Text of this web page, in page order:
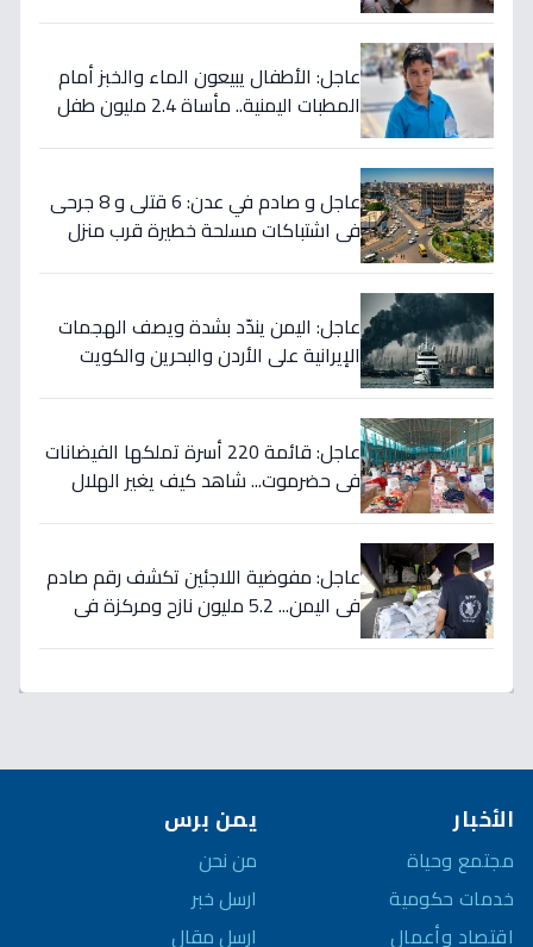
عاجل: الأطفال يبيعون الماء والخبز أمام
المطبات اليمنية.. مأساة 2.4 مليون طفل
عائلية!
عاجل و صادم في عدن: 6 قتلى و 8 جرحى
في اشتباكات مسلحة خطيرة قرب منزل
عاجل: اليمن يندّد بشدة ويصف الهجمات
الإيرانية على الأردن والبحرين والكويت
عاجل: قائمة 220 أسرة تملكها الفيضانات
في حضرموت... شاهد كيف يغير الهلال
عاجل: مفوضية اللاجئين تكشف رقم صادم
في اليمن... 5.2 مليون نازح ومركزة في
الأخبار
مجتمع وحياة
خدمات حكومية
اقتصاد وأعمال
يمن برس
من نحن
ارسل خبر
ارسل مقال